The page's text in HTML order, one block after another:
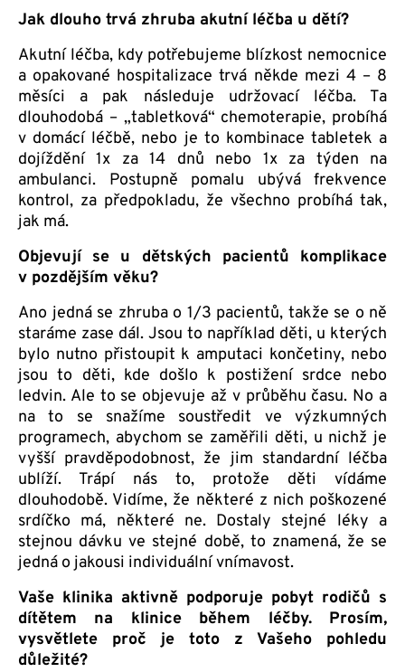
Jak dlouho trvá zhruba akutní léčba u dětí?
Akutní léčba, kdy potřebujeme blízkost nemocnice
a opakované hospitalizace trvá někde mezi 4 – 8
měsíci a pak následuje udržovací léčba. Ta
dlouhodobá – „tabletková“ chemoterapie, probíhá
v domácí léčbě, nebo je to kombinace tabletek a
dojíždění 1x za 14 dnů nebo 1x za týden na
ambulanci. Postupně pomalu ubývá frekvence
kontrol, za předpokladu, že všechno probíhá tak,
jak má.
Objevují se u dětských pacientů komplikace
v pozdějším věku?
Ano jedná se zhruba o 1/3 pacientů, takže se o ně
staráme zase dál. Jsou to například děti, u kterých
bylo nutno přistoupit k amputaci končetiny, nebo
jsou to děti, kde došlo k postižení srdce nebo
ledvin. Ale to se objevuje až v průběhu času. No a
na to se snažíme soustředit ve výzkumných
programech, abychom se zaměřili děti, u nichž je
vyšší pravděpodobnost, že jim standardní léčba
ublíží. Trápí nás to, protože děti vídáme
dlouhodobě. Vidíme, že některé z nich poškozené
srdíčko má, některé ne. Dostaly stejné léky a
stejnou dávku ve stejné době, to znamená, že se
jedná o jakousi individuální vnímavost.
Vaše klinika aktivně podporuje pobyt rodičů s
dítětem na klinice během léčby. Prosím,
vysvětlete proč je toto z Vašeho pohledu
důležité?